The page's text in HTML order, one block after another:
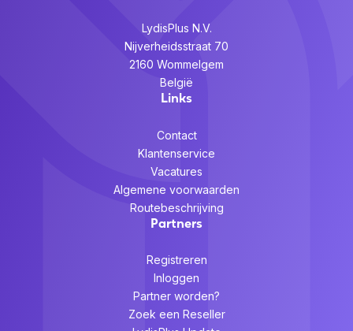
LydisPlus N.V.
Nijverheidsstraat 70
2160 Wommelgem
België
Links
Contact
Klantenservice
Vacatures
Algemene voorwaarden
Routebeschrijving
Partners
Registreren
Inloggen
Partner worden?
Zoek een Reseller